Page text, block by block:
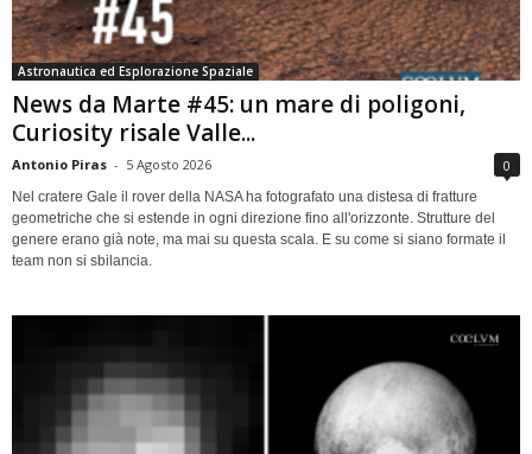
Astronautica ed Esplorazione Spaziale
News da Marte #45: un mare di poligoni,
Curiosity risale Valle...
Antonio Piras - 5 Agosto 2026 0
Nel cratere Gale il rover della NASA ha fotografato una distesa di fratture
geometriche che si estende in ogni direzione fino all'orizzonte. Strutture del
genere erano già note, ma mai su questa scala. E su come si siano formate il
team non si sbilancia.